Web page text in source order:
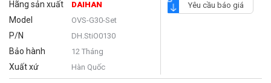
Hãng sản xuất DAIHAN
Model OVS-G30-Set
P/N DH.StiO0130
Bảo hành 12 Tháng
Xuất xứ Hàn Quốc
Yêu cầu báo giá